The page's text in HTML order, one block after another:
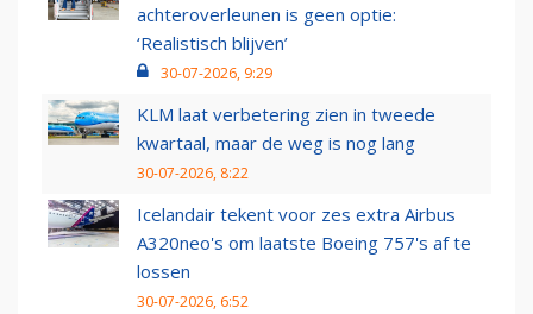
achteroverleunen is geen optie:
‘Realistisch blijven’
30-07-2026, 9:29
KLM laat verbetering zien in tweede
kwartaal, maar de weg is nog lang
30-07-2026, 8:22
Icelandair tekent voor zes extra Airbus
A320neo's om laatste Boeing 757's af te
lossen
30-07-2026, 6:52